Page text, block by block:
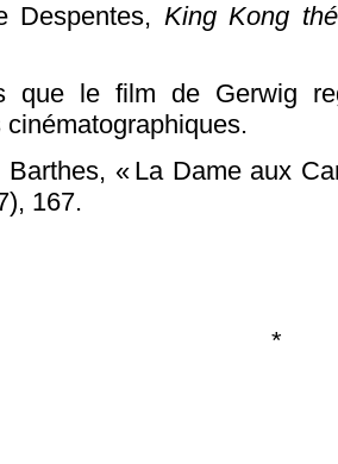
Despentes, King Kong
que le film de Gerwig
cinématographiques.
Barthes, « La Dame aux
167.
*